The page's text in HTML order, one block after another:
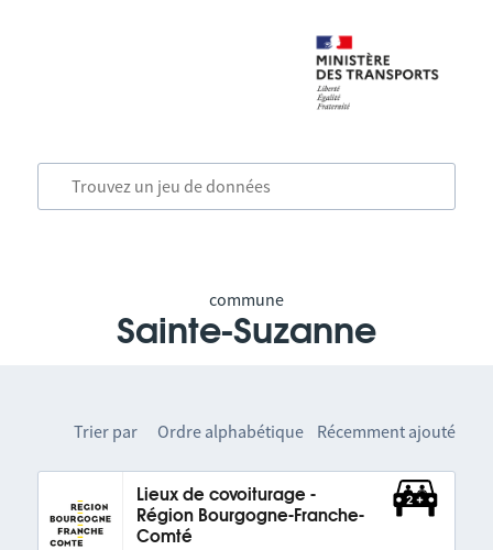
commune
Sainte-Suzanne
Trier par Ordre alphabétique Récemment ajouté
Lieux de covoiturage -
Région Bourgogne-Franche-
Comté